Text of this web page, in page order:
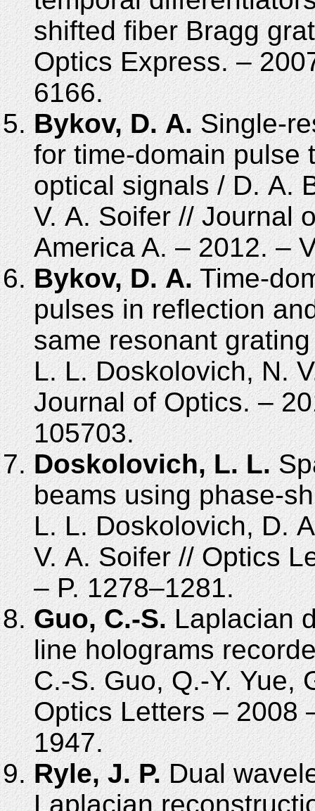
shifted fiber Bragg
Optics Express. –
6166.
Bykov, D. A.Single-
for time-domain pulse
optical signals / D. A.
V. A. Soifer // Journal
America A. – 2012. –
Bykov, D. A.Time-
pulses in reflection
same resonant
L. L. Doskolovich, N.
Journal of Optics. –
105703.
Doskolovich, L. L.
beams using phase-
L. L. Doskolovich, D.
V. A. Soifer // Optics
– P. 1278–1281.
Guo, C.-S.Laplacian
line holograms
C.-S. Guo, Q.-Y. Yue,
Optics Letters – 2008
1947.
Ryle, J. P.Dual
Laplacian